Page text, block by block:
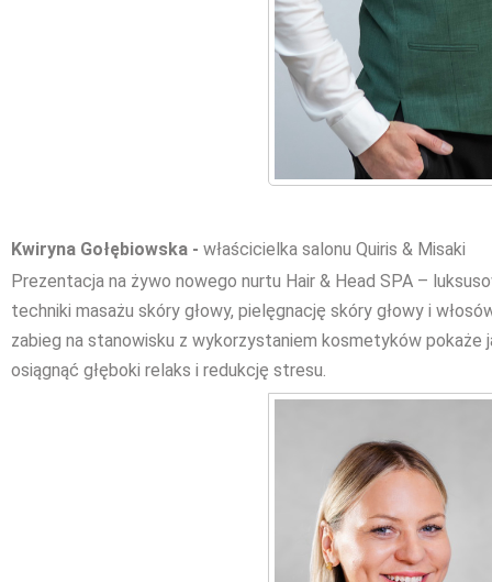
Kwiryna Gołębiowska - właścicielka salonu Quiris & Misaki
Prezentacja na żywo nowego nurtu Hair & Head SPA –
techniki masażu skóry głowy, pielęgnację skóry głowy i
zabieg na stanowisku z wykorzystaniem kosmetyków pokaże
osiągnąć głęboki relaks i redukcję stresu.